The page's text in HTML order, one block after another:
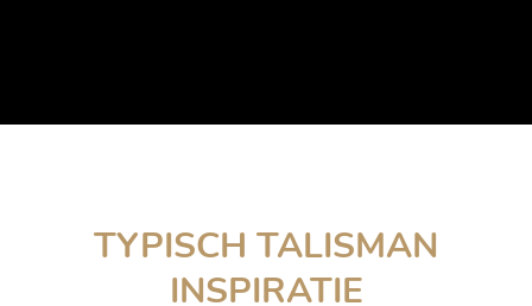
TYPISCH TALISMAN
INSPIRATIE